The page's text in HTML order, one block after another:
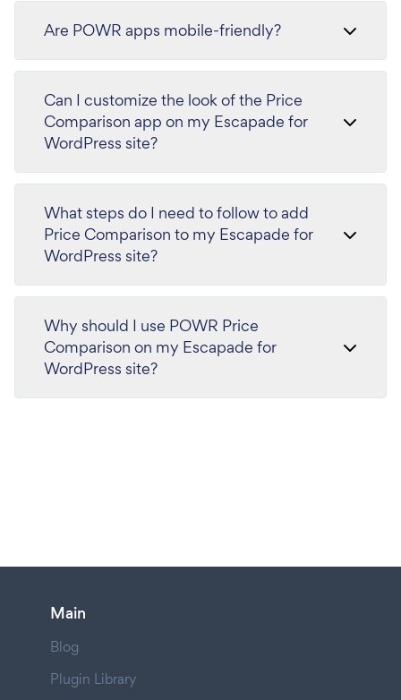
Are POWR apps mobile-friendly?
Can I customize the look of the Price
Comparison app on my Escapade for
WordPress site?
What steps do I need to follow to add
Price Comparison to my Escapade for
WordPress site?
Why should I use POWR Price
Comparison on my Escapade for
WordPress site?
Main
Blog
Plugin Library